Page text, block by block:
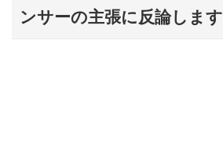
ンサーの主張に反論します